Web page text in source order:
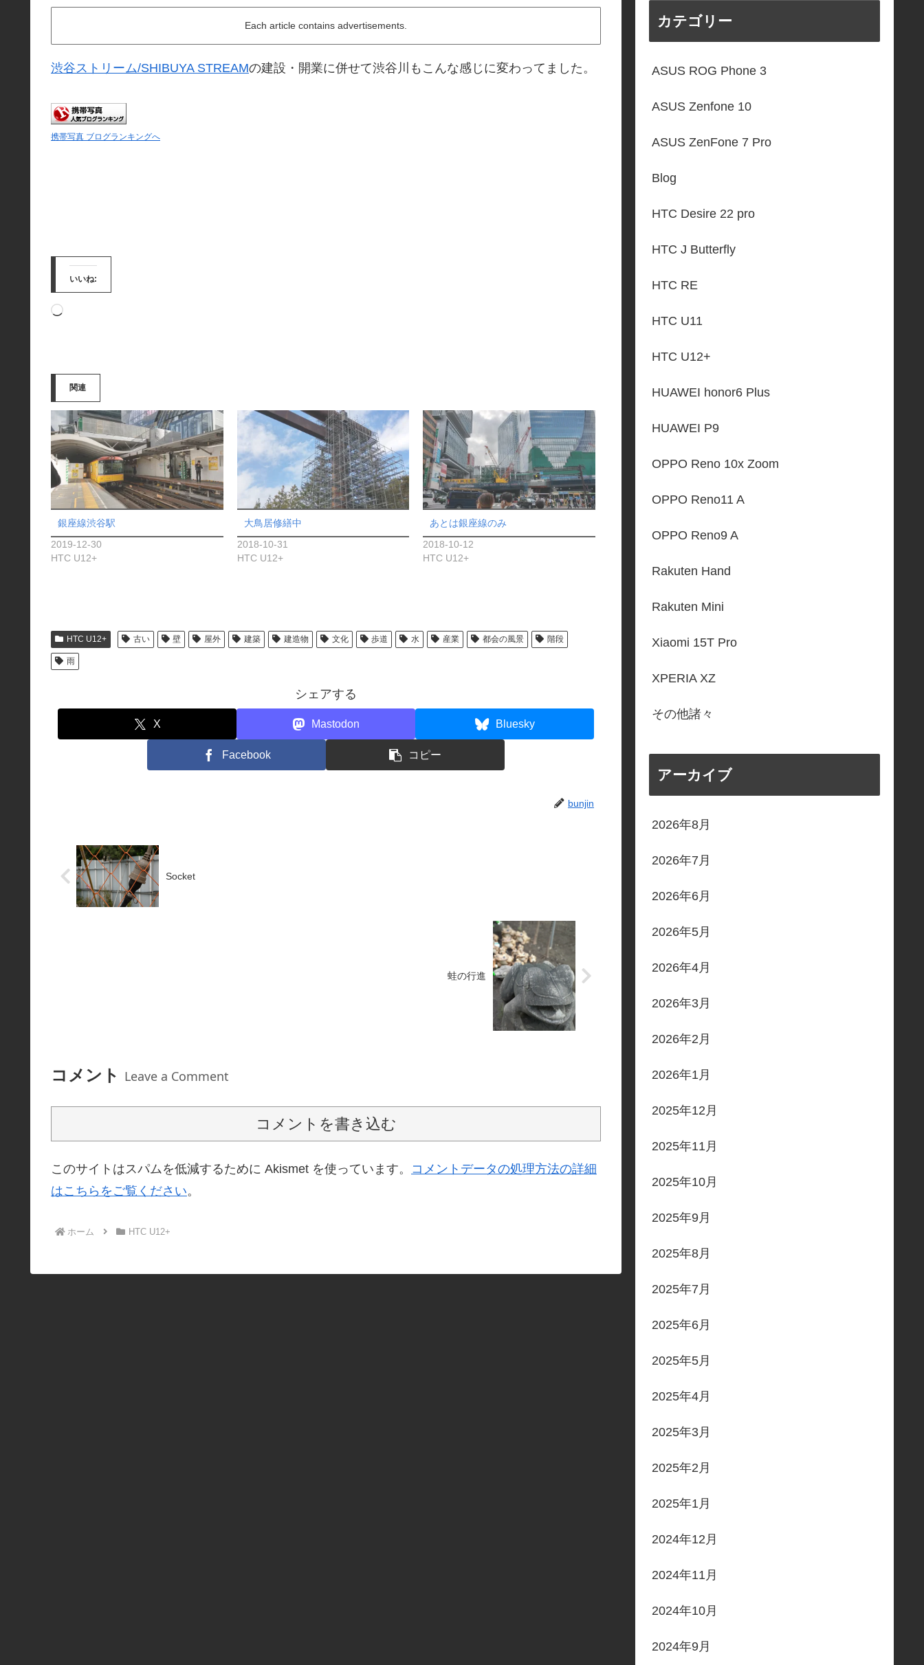
Each article contains advertisements.
渋谷ストリーム/SHIBUYA STREAMの建設・開業に併せて渋谷川もこんな感じに変わってました。
携帯写真 ブログランキングへ
いいね:
読
み
中…
関連
銀座線渋谷駅
2019-12-30
HTC U12+
大鳥居修繕中
2018-10-31
HTC U12+
あとは銀座線のみ
2018-10-12
HTC U12+
HTC U12+ 古い 壁 屋外 建築 建造物 文化 歩道 水 産業 都会の風景 階段
雨
シェアする
X Mastodon Bluesky
Facebook コピー
bunjin
Socket
蛙の行進
コメント Leave a Comment
コメントを書き込む
このサイトはスパムを低減するために Akismet を使っています。 コメントデータの処理方法の詳細
はこちらをご覧ください。
ホーム HTC U12+
カテゴリー
ASUS ROG Phone 3
ASUS Zenfone 10
ASUS ZenFone 7 Pro
Blog
HTC Desire 22 pro
HTC J Butterfly
HTC RE
HTC U11
HTC U12+
HUAWEI honor6 Plus
HUAWEI P9
OPPO Reno 10x Zoom
OPPO Reno11 A
OPPO Reno9 A
Rakuten Hand
Rakuten Mini
Xiaomi 15T Pro
XPERIA XZ
その他諸々
アーカイブ
2026年8月
2026年7月
2026年6月
2026年5月
2026年4月
2026年3月
2026年2月
2026年1月
2025年12月
2025年11月
2025年10月
2025年9月
2025年8月
2025年7月
2025年6月
2025年5月
2025年4月
2025年3月
2025年2月
2025年1月
2024年12月
2024年11月
2024年10月
2024年9月